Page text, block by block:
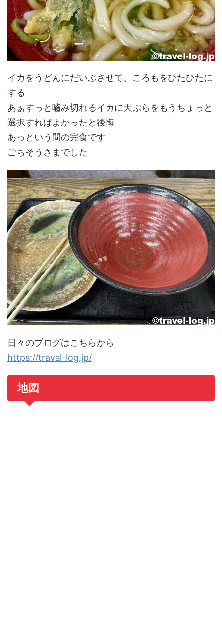
イカをうどんにだいぶさせて、ころもをひたひたに
する
あぁすっと嚙み切れるイカに天ぷらをもうちょっと
選択すればよかったと後悔
あっという間の完食です
ごちそうさまでした
日々のブログはこちらから
https://travel-log.jp/
地図